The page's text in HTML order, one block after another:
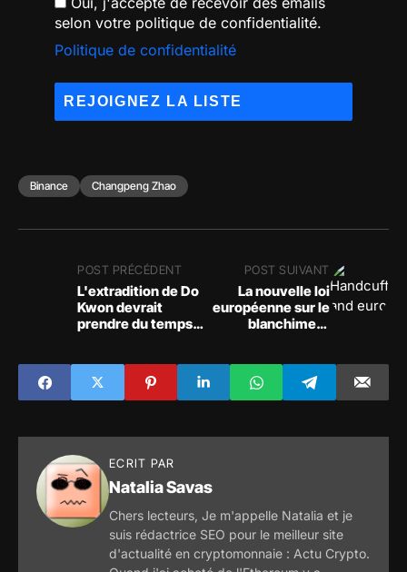
selon votre politique de confidentialité.
Politique de confidentialité
Binance Changpeng Zhao
POST PRÉCÉDENT
L'extradition de Do
Kwon devrait
prendre du temps,
POST SUIVANT
La nouvelle loi
européenne sur le
blanchiment
en crypto-monnaie
ECRIT PAR
Natalia Savas
Chers lecteurs, Je m'appelle Natalia et je
suis rédactrice SEO pour le meilleur site
d'actualité en cryptomonnaie : Actu Crypto.